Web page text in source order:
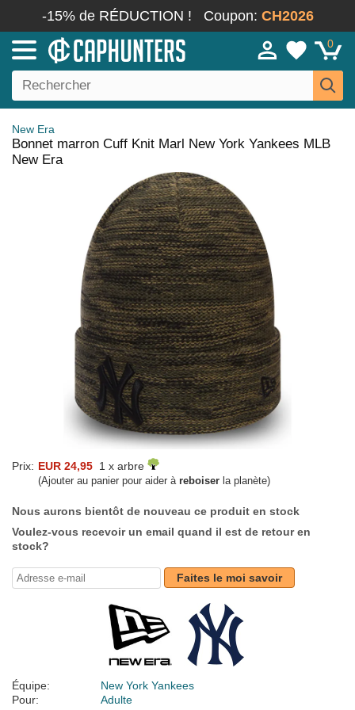
-15% de RÉDUCTION ! Coupon: CH2026
0
New Era
Bonnet marron Cuff Knit Marl New York Yankees MLB
New Era
Prix: EUR 24,95 1 x arbre
(Ajouter au panier pour aider à reboiser la planète)
Nous aurons bientôt de nouveau ce produit en stock
Voulez-vous recevoir un email quand il est de retour en
stock?
Faites le moi savoir
Équipe:
New York Yankees
Pour:
Adulte